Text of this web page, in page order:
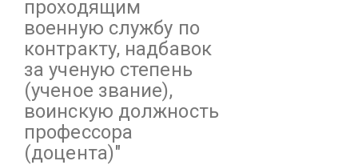
проходящим
военную службу по
контракту, надбавок
за ученую степень
(ученое звание),
воинскую должность
профессора
(доцента)"